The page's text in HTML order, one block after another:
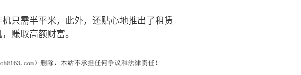
只需半平米，此外，还贴心地推出了租赁
赚取高额财富。